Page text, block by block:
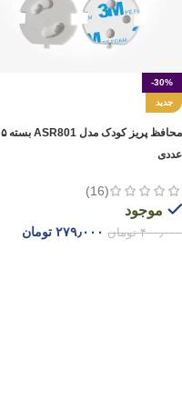
-30%
جدید
محافظ پریز کودک مدل ASR801 بسته ۵
عددی
(16)
موجود
۴۰۰٫۰۰۰ تومان ۲۷۹٫۰۰۰ تومان